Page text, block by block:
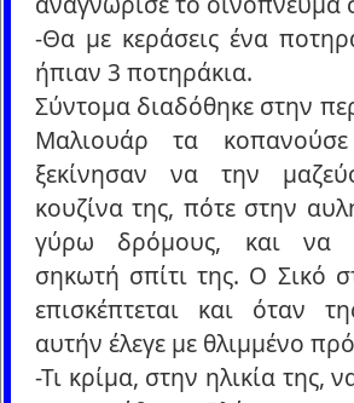
-Θα με κεράσεις ένα
ήπιαν 3 ποτηράκια.
Σύντομα διαδόθηκε στην
Μαλιουάρ τα
ξεκίνησαν να την
κουζίνα της, πότε στην
γύρω δρόμους, και να
σηκωτή σπίτι της. Ο Σικό
επισκέπτεται και όταν
αυτήν έλεγε με θλιμμένο
-Τι κρίμα, στην ηλικία της,